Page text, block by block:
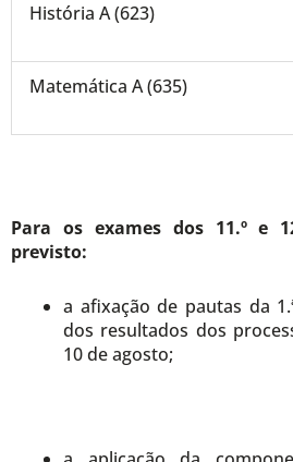
História A (623)
Matemática A (635)
Para os exames dos 11.º e
previsto:
a afixação de pautas da
dos resultados dos
10 de agosto;